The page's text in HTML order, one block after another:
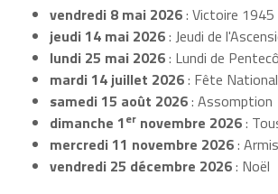
vendredi 8 mai 2026: Victoire 1945
jeudi 14 mai 2026: Jeudi de
lundi 25 mai 2026: Lundi de
mardi 14 juillet 2026: Fête
samedi 15 août 2026: Assomption
dimanche 1er novembre 2026:
mercredi 11 novembre 2026:
vendredi 25 décembre 2026: Noël